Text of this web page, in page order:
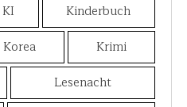
KI
Kinderbuch
Korea
Krimi
Lesenacht